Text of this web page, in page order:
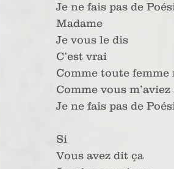
Je ne fais pas de
Madame
Je vous le dis
C’est vrai
Comme toute femme
Comme vous
Je ne fais pas de
Si
Vous avez dit ça